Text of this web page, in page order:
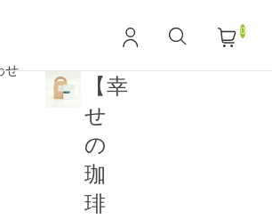
0
せ
【幸
せ
の
珈
琲